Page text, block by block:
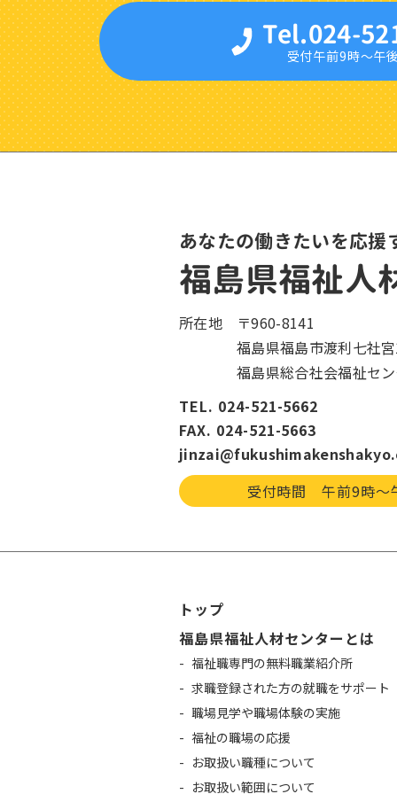
Tel.024-
受付午前9時〜午
あなたの働きたいを応援
福島県福祉人
所在地
〒960-8141
福島県福島市渡利七社
福島県総合社会福祉セ
TEL. 024-521-5662
FAX. 024-521-5663
受付時間 午前9時〜
トップ
福島県福祉人材センターとは
福祉職専門の無料職業紹介所
求職登録された方の就職をサポート
職場見学や職場体験の実施
福祉の職場の応援
お取扱い職種について
お取扱い範囲について